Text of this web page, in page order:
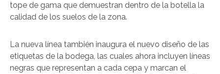
tope de gama que demuestran dentro de la botella la
calidad de los suelos de la zona.
La nueva línea también inaugura el nuevo diseño de las
etiquetas de la bodega, las cuales ahora incluyen líneas
negras que representan a cada cepa y marcan el